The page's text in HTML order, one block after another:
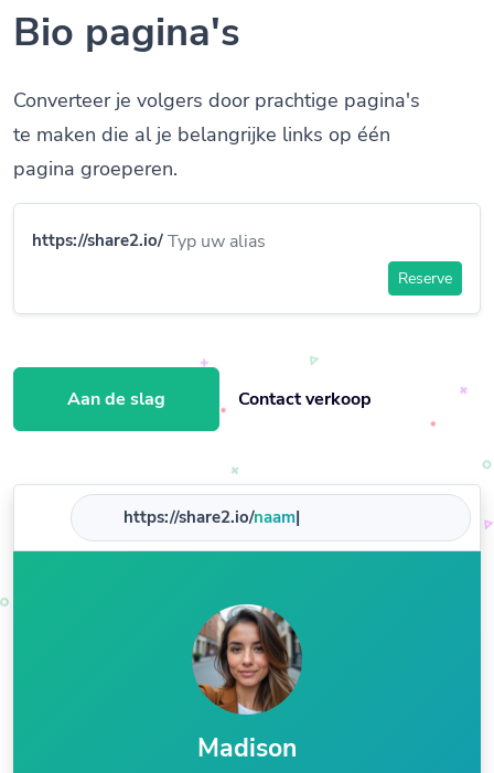
Bio pagina's
Converteer je volgers door prachtige pagina's
te maken die al je belangrijke links op één
pagina groeperen.
https://share2.io/
Reserve
Aan de slag Contact verkoop
https://share2.io/bedri|
Madison